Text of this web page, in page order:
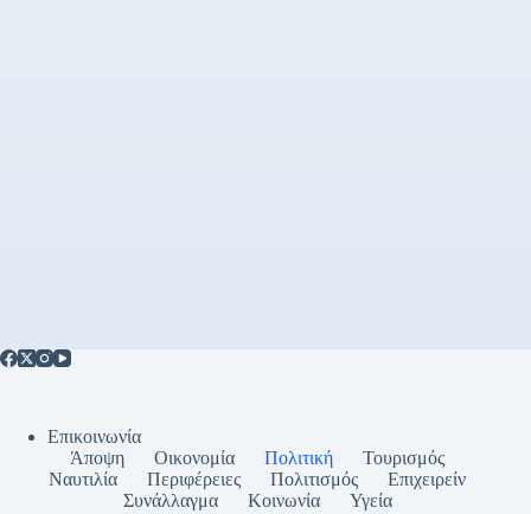
Επικοινωνία
Άποψη
Οικονομία Πολιτική
Τουρισμός
Ναυτιλία
Περιφέρειες Πολιτισμός
Επιχειρείν
Συνάλλαγμα
Κοινωνία
Υγεία